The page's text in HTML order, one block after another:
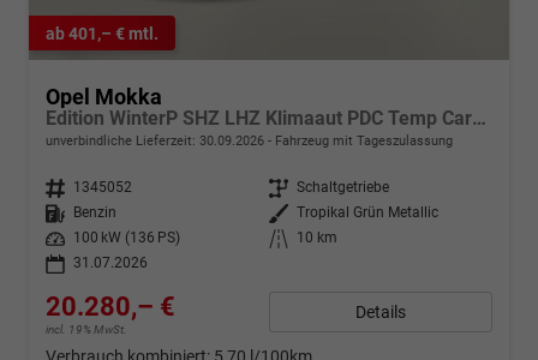
ab 401,– € mtl.
Opel Mokka
Edition WinterP SHZ LHZ Klimaaut PDC Temp CarPlay
unverbindliche Lieferzeit: 30.09.2026 Fahrzeug mit Tageszulassung
Fahrzeugnr. 1345052 Getriebe Schaltgetriebe
Kraftstoff
Benzin Außenfarbe Tropikal Grün Metallic
Leistung
100 kW (136 PS) Kilometerstand
10 km
31.07.2026
20.280,– €
incl. 19% MwSt.
Details